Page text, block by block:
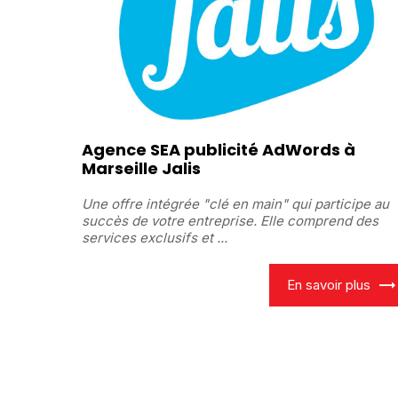
Agence SEA publicité AdWords à
Marseille Jalis
Une offre intégrée "clé en main" qui participe au
succès de votre entreprise. Elle comprend des
services exclusifs et ...
En savoir plus